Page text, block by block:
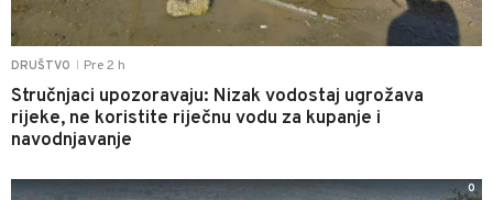
DRUŠTVO Pre 2 h
Stručnjaci upozoravaju: Nizak vodostaj ugrožava
rijeke, ne koristite riječnu vodu za kupanje i
navodnjavanje
0